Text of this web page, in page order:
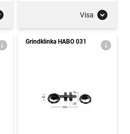
Visa
Grindklinka HABO 031